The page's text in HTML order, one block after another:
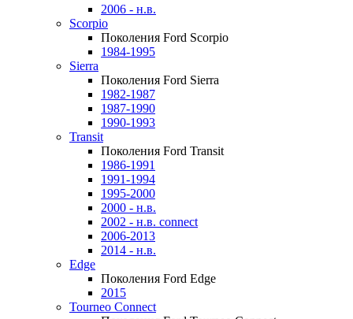
2006 - н.в.
Scorpio
Поколения Ford Scorpio
1984-1995
Sierra
Поколения Ford Sierra
1982-1987
1987-1990
1990-1993
Transit
Поколения Ford Transit
1986-1991
1991-1994
1995-2000
2000 - н.в.
2002 - н.в. connect
2006-2013
2014 - н.в.
Edge
Поколения Ford Edge
2015
Tourneo Connect